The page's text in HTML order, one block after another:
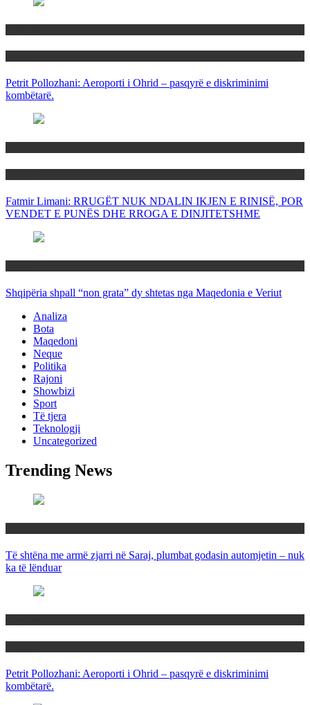
Petrit Pollozhani: Aeroporti i Ohrid – pasqyrë e diskriminimi
kombëtarë.
Fatmir Limani: RRUGËT NUK NDALIN IKJEN E RINISË, POR
VENDET E PUNËS DHE RROGA E DINJITETSHME
Shqipëria shpall “non grata” dy shtetas nga Maqedonia e Veriut
Analiza
Bota
Maqedoni
Neque
Politika
Rajoni
Showbizi
Sport
Të tjera
Teknologji
Uncategorized
Trending News
Të shtëna me armë zjarri në Saraj, plumbat godasin automjetin – nuk
ka të lënduar
Petrit Pollozhani: Aeroporti i Ohrid – pasqyrë e diskriminimi
kombëtarë.